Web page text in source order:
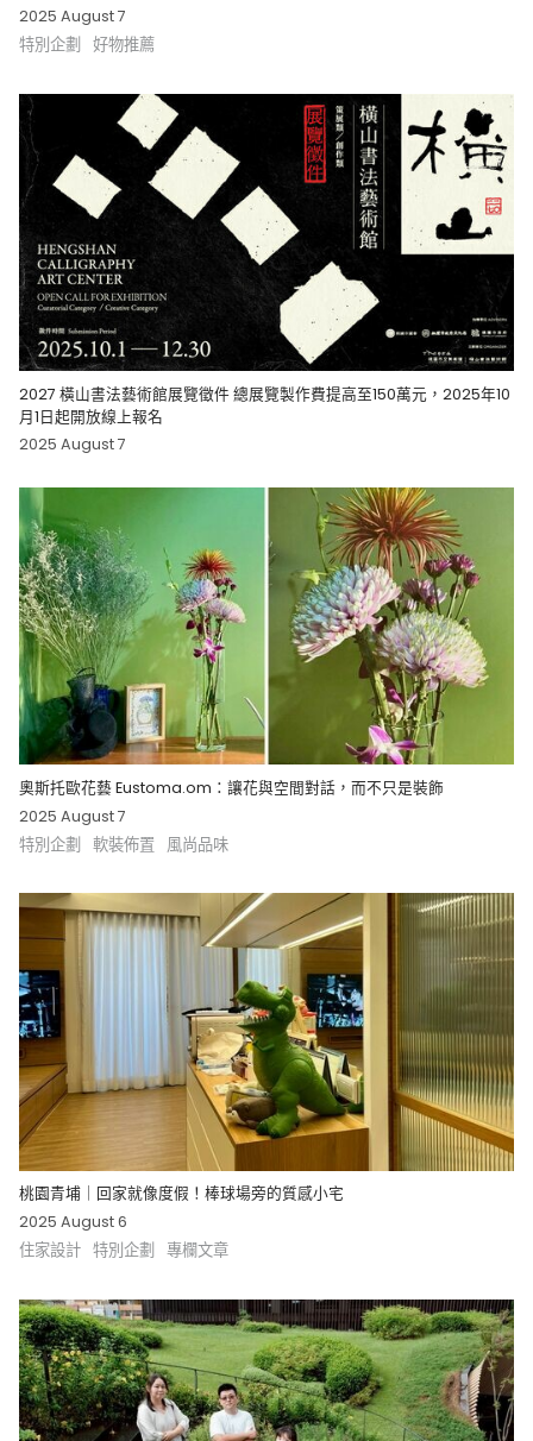
2025 August 7
特別企劃 好物推薦
2027 橫山書法藝術館展覽徵件 總展覽製作費提高至150萬元，2025年10
月1日起開放線上報名
2025 August 7
奧斯托歐花藝 Eustoma.om：讓花與空間對話，而不只是裝飾
2025 August 7
特別企劃 軟裝佈置 風尚品味
桃園青埔｜回家就像度假！棒球場旁的質感小宅
2025 August 6
住家設計 特別企劃 專欄文章